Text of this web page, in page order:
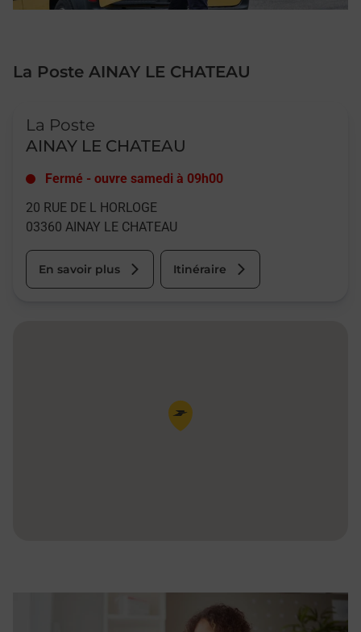
La Poste AINAY LE CHATEAU
La Poste
AINAY LE CHATEAU
Fermé - ouvre samedi à 09h00
20 RUE DE L HORLOGE
03360 AINAY LE CHATEAU
En savoir plus Itinéraire
Pin de la carte